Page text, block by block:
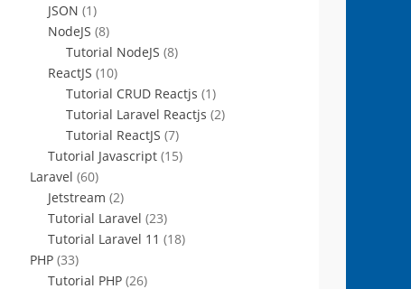
JSON (1)
NodeJS (8)
Tutorial NodeJS (8)
ReactJS (10)
Tutorial CRUD Reactjs (1)
Tutorial Laravel Reactjs (2)
Tutorial ReactJS (7)
Tutorial Javascript (15)
Laravel (60)
Jetstream (2)
Tutorial Laravel (23)
Tutorial Laravel 11 (18)
PHP (33)
Tutorial PHP (26)